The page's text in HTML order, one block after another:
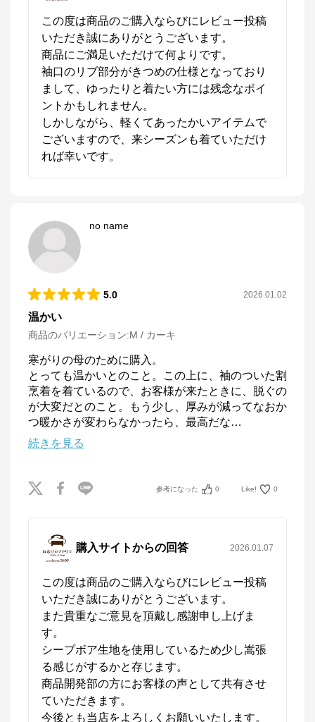
この度は商品のご購入ならびにレビュー投稿
いただき誠にありがとうございます。
商品にご満足いただけて何よりです。
袖口のリブ部分がきつめの仕様となっており
まして、ゆったりと着たい方には残念なポイ
ントかもしれません。
しかしながら、軽くてあったかいアイテムで
ございますので、来シーズンも着ていただけ
れば幸いです。
no name
5.0 2026.01.02
温かい
商品のバリエーション:M / カーキ
寒がりの母のために購入。
とっても温かいとのこと。この上に、袖のついた割
烹着を着ているので、お客様が来たときに、脱ぐの
が大変だとのこと。もう少し、厚みが減ってなおか
つ暖かさが変わらなかったら、最高だな…
続きを見る
参考になった 0 Like! 0
購入サイトからの回答 2026.01.07
この度は商品のご購入ならびにレビュー投稿
いただき誠にありがとうございます。
また貴重なご意見を頂戴し感謝申し上げま
す。
シープボア生地を使用しているため少し嵩張
る感じがするかと存じます。
商品開発部の方にお客様の声として共有させ
ていただきます。
今後とも当店をよろしくお願いいたします。